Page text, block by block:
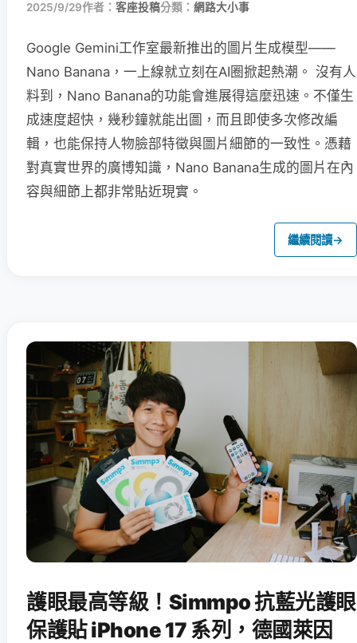
2025/9/29作者： 客座投稿分類： 網路大小事
Google Gemini工作室最新推出的圖片生成模型——
Nano Banana，一上線就立刻在AI圈掀起熱潮。 沒有人
料到，Nano Banana的功能會進展得這麼迅速。不僅生
成速度超快，幾秒鐘就能出圖，而且即使多次修改編
輯，也能保持人物臉部特徵與圖片細節的一致性。憑藉
對真實世界的廣博知識，Nano Banana生成的圖片在內
容與細節上都非常貼近現實。
繼續閱讀→
護眼最高等級！Simmpo 抗藍光護眼
保護貼 iPhone 17 系列，德國萊因